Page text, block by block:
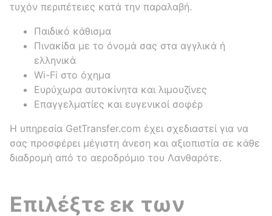
τυχόν περιπέτειες κατά την παραλαβή.
Παιδικό κάθισμα
Πινακίδα με το όνομά σας στα αγγλικά ή
ελληνικά
Wi-Fi στο όχημα
Ευρύχωρα αυτοκίνητα και λιμουζίνες
Επαγγελματίες και ευγενικοί σοφέρ
Η υπηρεσία GetTransfer.com έχει σχεδιαστεί για να
σας προσφέρει μέγιστη άνεση και αξιοπιστία σε κάθε
διαδρομή από το αεροδρόμιο του Λανθαρότε.
Επιλέξτε εκ των